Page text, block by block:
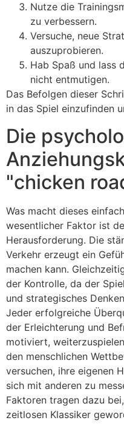
Nutze die
zu verbessern.
Versuche, neue
auszuprobieren.
Hab Spaß und lass
nicht entmutigen.
Das Befolgen dieser
in das Spiel einzufinden
Die
"chicken
Was macht dieses
wesentlicher Faktor ist
Herausforderung. Die
Verkehr erzeugt ein
machen kann.
der Kontrolle, da der
und strategisches
Jeder erfolgreiche
der Erleichterung und
motiviert,
den menschlichen
versuchen, ihre eigenen
sich mit anderen zu
Faktoren tragen dazu
zeitlosen Klassiker